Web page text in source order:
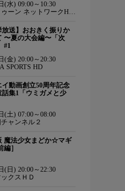
(水) 09:00～10:30
ゥーン ネットワークHD
放送】おおきく振りか
〜夏の大会編〜「次
#1
(金) 20:00～20:30
SPORTS HD
イ動画創立50周年記念
話集1「ウミガメと少
(土) 07:00～08:00
ャンネル２
魔法少女まどか☆マギ
編］
(日) 20:00～22:30
クスＨＤ